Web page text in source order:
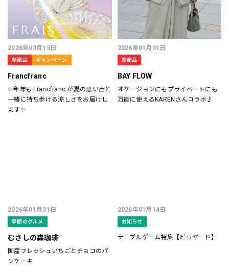
2026年03月13日
新商品 キャンペーン
Francfranc
✨今年も Francfranc が夏の思い出と
一緒に持ち歩ける涼しさをお届けし
ます✨
2026年01月31日
新商品
BAY FLOW
オケージョンにもプライベートにも
万能に使えるKARENさんコラボ♪
2026年01月31日
季節のグルメ
むさしの森珈琲
国産フレッシュいちごとチョコのパ
ンケーキ
2026年01月14日
お知らせ
テーブルゲーム特集【ビリヤード】